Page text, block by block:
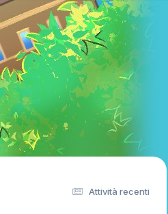
Attività recenti